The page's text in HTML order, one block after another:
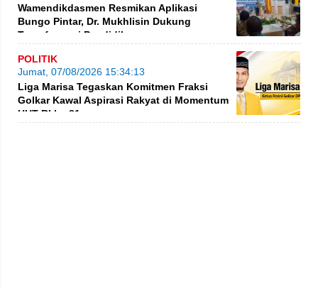
Wamendikdasmen Resmikan Aplikasi
Bungo Pintar, Dr. Mukhlisin Dukung
Transformasi Pendidikan
POLITIK
Jumat, 07/08/2026 15:34:13
Liga Marisa Tegaskan Komitmen Fraksi
Golkar Kawal Aspirasi Rakyat di Momentum
HUT RI ke-81